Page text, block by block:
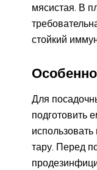
мясистая. В
стойкий
Для
подготовить
тару. Перед